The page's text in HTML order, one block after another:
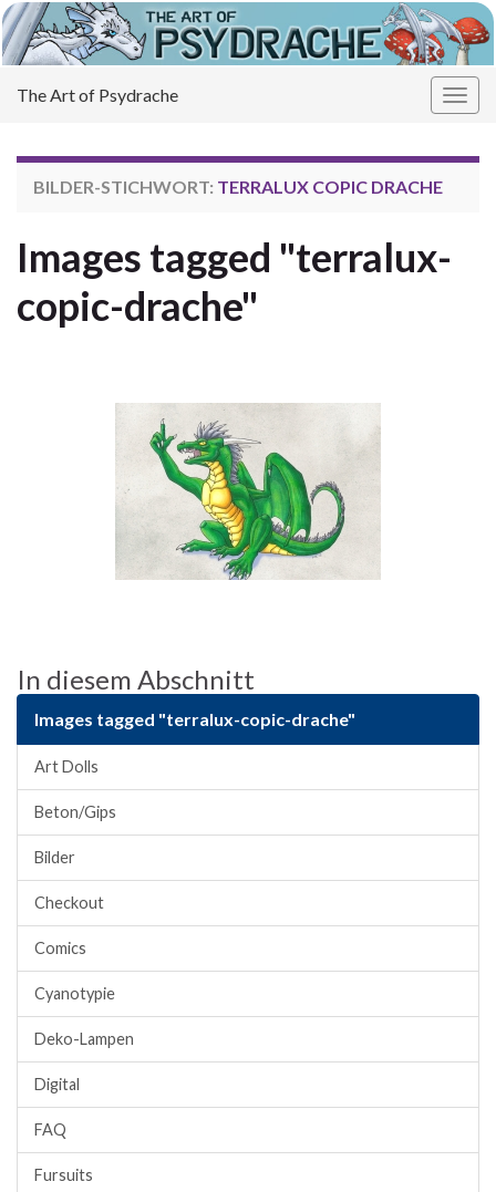
The Art of Psydrache
BILDER-STICHWORT: TERRALUX COPIC DRACHE
Images tagged "terralux-
copic-drache"
In diesem Abschnitt
Images tagged "terralux-copic-drache"
Art Dolls
Beton/Gips
Bilder
Checkout
Comics
Cyanotypie
Deko-Lampen
Digital
FAQ
Fursuits